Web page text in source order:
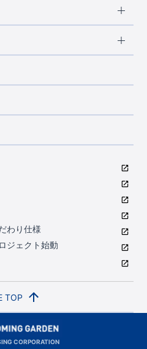
につよい<建物編>
能
ブルーミングガーデン
暮らしやすさへのこだわり
わり仕様
ジェクト始動
TOP
CORPORATION